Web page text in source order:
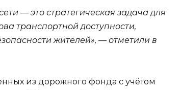
— это стратегическая задача для
транспортной доступности,
жителей», — отметили в
из дорожного фонда с учётом